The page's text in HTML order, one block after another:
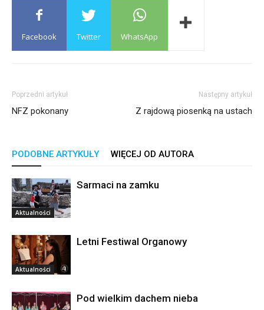
Facebook Twitter WhatsApp
Poprzedni artykuł
NFZ pokonany
Następny artykuł
Z rajdową piosenką na ustach
PODOBNE ARTYKUŁY WIĘCEJ OD AUTORA
Aktualności
Sarmaci na zamku
Aktualności
Letni Festiwal Organowy
Pod wielkim dachem nieba